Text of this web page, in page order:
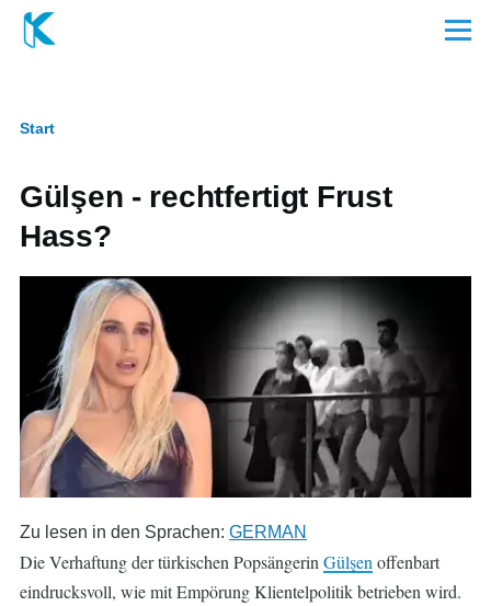
Direkt zum Inhalt
Menü
Start
Gülşen - rechtfertigt Frust
Hass?
Zu lesen in den Sprachen: GERMAN
Die Verhaftung der türkischen Popsängerin Gülşen offenbart
eindrucksvoll, wie mit Empörung Klientelpolitik betrieben wird.